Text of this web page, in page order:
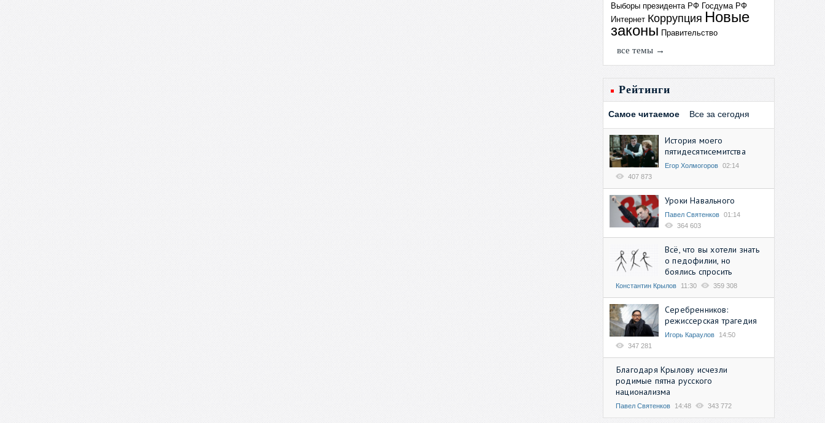
Выборы президента РФ Госдума РФ
Интернет Коррупция Новые
законы Правительство
все темы →
Рейтинги
Самое читаемое Все за сегодня
История моего
пятидесятисемитства
Егор Холмогоров 02:14
407 873
Уроки Навального
Павел Святенков 01:14
364 603
Всё, что вы хотели знать
о педофилии, но
боялись спросить
Константин Крылов 11:30 359 308
Серебренников:
режиссерская трагедия
Игорь Караулов
14:50
347 281
Благодаря Крылову исчезли
родимые пятна русского
национализма
Павел Святенков 14:48 343 772